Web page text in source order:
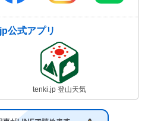
公式アプリ
tenki.jp 登山天気